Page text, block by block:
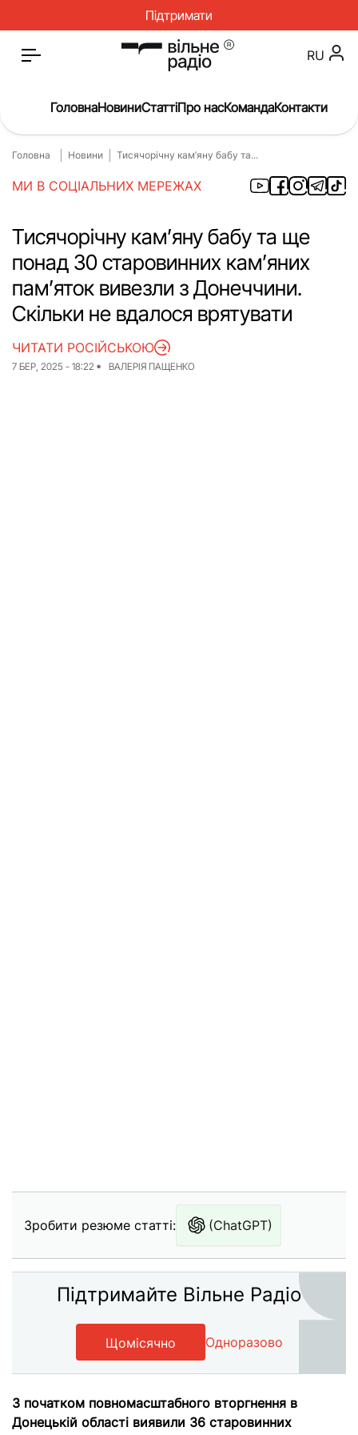
Підтримати
Головна
Новини
Окупація
Про нас
Війна
Гроші
Освіта
Інструкції
Медицина
ЖКГ
Історія
RU
ГоловнаНовиниСтаттіПро насКомандаКонтакти
Головна Новини Тисячорічну кам’яну бабу та...
МИ В СОЦІАЛЬНИХ МЕРЕЖАХ
Тисячорічну кам’яну бабу та ще
понад 30 старовинних кам’яних
пам’яток вивезли з Донеччини.
Скільки не вдалося врятувати
7 БЕР, 2025 - 18:22 ВАЛЕРІЯ ПАЩЕНКО
ЧИТАТИ РОСІЙСЬКОЮ
Зробити резюме статті: (ChatGPT)
Підтримайте Вільне Радіо
Щомісячно Одноразово
З початком повномасштабного вторгнення в
Донецькій області виявили 36 старовинних